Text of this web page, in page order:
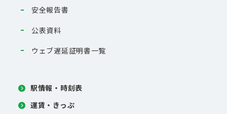
安全報告書
公表資料
ウェブ遅延証明書一覧
駅情報・時刻表
運賃・きっぷ